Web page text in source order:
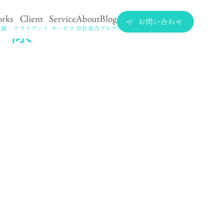
Client
クライアント
Service
サービス
About
会社案内
Blog
ブログ お問い合わせ